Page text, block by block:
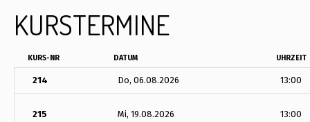
KURSTERMINE
KURS-NR DATUM UHRZEIT
214 Do, 06.08.2026 13:00
215 Mi, 19.08.2026 13:00